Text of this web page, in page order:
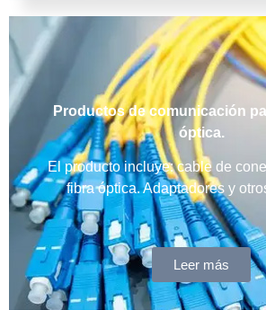
Productos de comunicación
óptica.
El producto incluye: cable de
fibra óptica. Adaptadores y
Leer más